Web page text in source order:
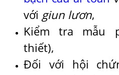
với giun lươn,
Kiểm tra mẫu
thiết),
Đối với hội